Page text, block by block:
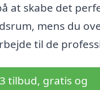
at skabe det
mens du
til de
tilbud, gratis og